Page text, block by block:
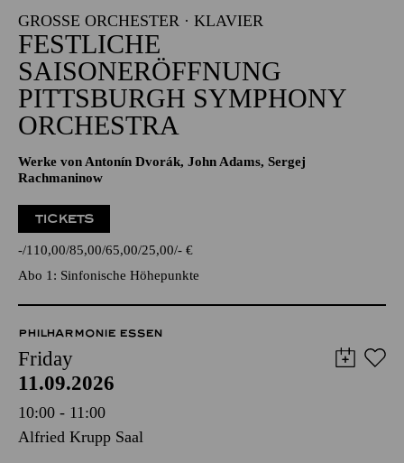
GROSSE ORCHESTER · KLAVIER
FESTLICHE
SAISONERÖFFNUNG
PITTSBURGH SYMPHONY
ORCHESTRA
Werke von Antonín Dvorák, John Adams, Sergej
Rachmaninow
TICKETS
- 110,00 85,00 65,00 25,00 - €
Abo 1: Sinfonische Höhepunkte
PHILHARMONIE ESSEN
Friday
11.09.2026
10:00 - 11:00
Alfried Krupp Saal